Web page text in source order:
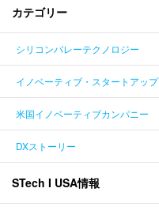
カテゴリー
シリコンバレーテクノロジー
イノベーティブ・スタートアップ
米国イノベーティブカンパニー
DXストーリー
STech I USA情報